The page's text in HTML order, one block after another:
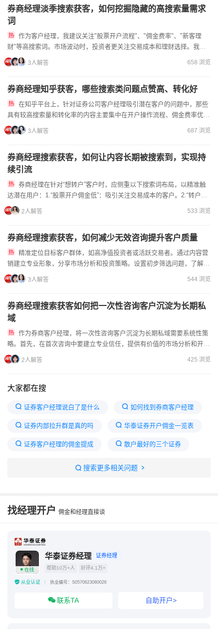
券商经理淡季搜索获客，如何挖掘隐藏的高搜索量需求
词
财"等高搜索词。市场波动时，投资者更关注交易成本和理财选择。我可
以提供专业开户指导，手机开户便捷高效。如果您想了解如何优...
3人解答 658 浏览
券商经理知乎获客，哪些搜索类问题点赞高、转化好
具有较高搜索量和转化率的内容主要集中在开户操作流程、佣金费率优惠
以及业务准入条件等实用性较强的主题上。这类问题受到用户的普遍...
3人解答 687 浏览
券商经理搜索获客，如何让内容长期被搜索到，实现持
续引流
达潜在用户：1.“股票开户佣金低”：吸引关注交易成本的客户。2.“转户流
程”：提供便捷操作指引，增强信任感。3.“低佣金证...
2人解答 533 浏览
券商经理搜索获客，如何减少无效咨询提升客户质量
销建立专业形象，分享市场分析和投资策略。设置初步筛选问题，了解客
户需求和资产情况。利用社交媒体精准投放，定向触达潜在客户。定...
3人解答 544 浏览
券商经理搜索获客如何把一次性咨询客户沉淀为长期私
域
略。首先，在首次咨询中要建立专业信任，提供有价值的市场分析和开户
指导，让客户感受到您的专业能力。其次，通过微信朋友圈定期分享...
2人解答 425 浏览
大家都在搜
证券客户经理说白了是什么 如何找到券商客户经理
证券内部拉升群是真的吗 华泰证券开户佣金一览表
证券客户经理的佣金提成 散户最好的三个证券
客户经理每天看我股市 如何联系证券客户经理
搜索更多相关问题
找经理开户 佣金和经理直接谈
在线
华泰证券经理 证券经理
帮助10万+人 好评4.1万+
从业认证 执业编号：S0570623080026
联系TA 自助开户>